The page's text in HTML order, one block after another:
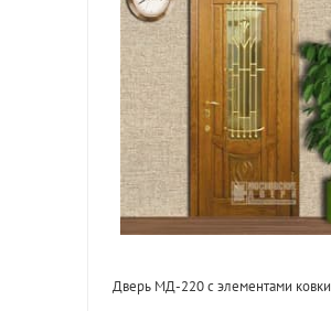
Дверь МД-220 с элементами ковки